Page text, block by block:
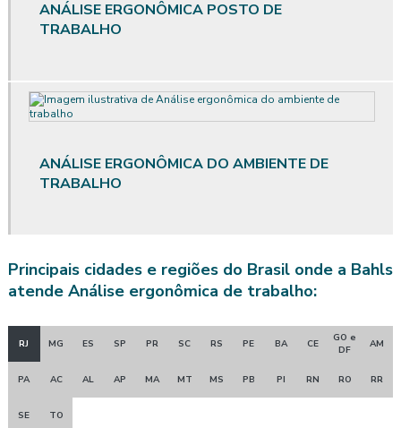
Avaliação qualitativa de vibração
Avaliação quantitativa de calor
Avaliação quantitativa de riscos químicos
Avaliação quantitativa de vibração
Avaliação de riscos posto de trabalho
Clínica de exame admissional
Clínica exame admissional guarapuava
Clinica exame admissional em pinhão
ANÁLISE ERGONÔMICA POSTO DE
TRABALHO
ANÁLISE ERGONÔMICA DO AMBIENTE DE
TRABALHO
Principais cidades e regiões do Brasil onde a Bahls
atende Análise ergonômica de trabalho:
RJ MG ES SP PR SC RS PE BA CE
GO e
DF
AM
PA AC AL AP MA MT MS PB PI RN RO RR
SE TO